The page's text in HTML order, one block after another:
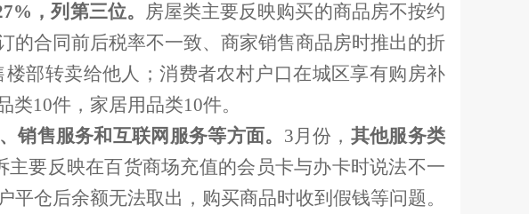
，列第三位。 房屋类主要反映购买的商品房不按约
的合同前后税率不一致、商家销售商品房时推出的折
部转卖给他人；消费者农村户口在城区享有购房补
类10件，家居用品类10件。
销售服务和互联网服务等方面。 3月份， 其他服务类
主要反映在百货商场充值的会员卡与办卡时说法不一
仓后余额无法取出，购买商品时收到假钱等问题。